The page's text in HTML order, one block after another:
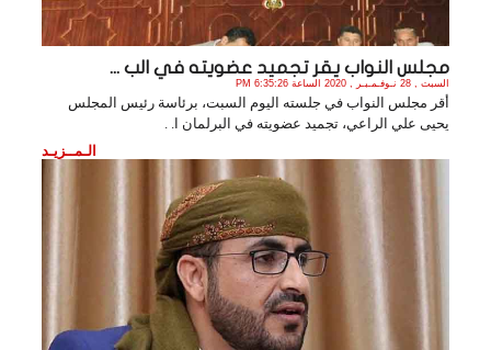
مجلس النواب يقر تجميد عضويته في الب ...
السبت , 28 نـوفـمـبـر , 2020 الساعة 6:35:26 PM
أقر مجلس النواب في جلسته اليوم السبت، برئاسة رئيس المجلس
يحيى علي الراعي، تجميد عضويته في البرلمان ا. .
الـمــزيـد